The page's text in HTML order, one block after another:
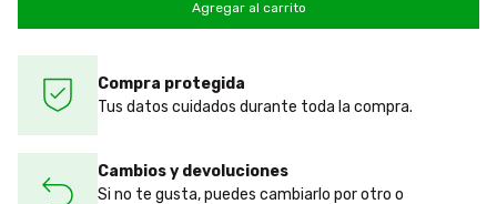
Compra protegida
Tus datos cuidados durante toda la compra.
Cambios y devoluciones
Si no te gusta, puedes cambiarlo por otro o